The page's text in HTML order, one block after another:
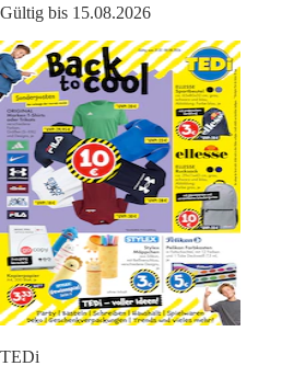
Gültig bis 15.08.2026
TEDi